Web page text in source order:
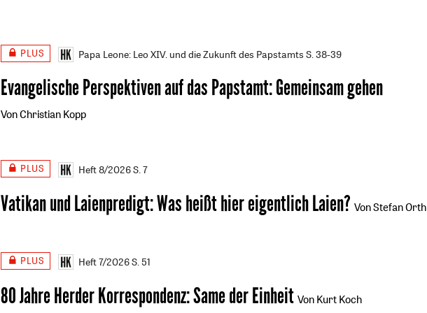
PLUS Papa Leone: Leo XIV. und die Zukunft des Papstamts S. 38-39
Evangelische Perspektiven auf das Papstamt:Gemeinsam gehen
Von Christian Kopp
PLUS Heft 8/2026S. 7
Vatikan und Laienpredigt:Was heißt hier eigentlich Laien? Von Stefan Orth
PLUS Heft 7/2026S. 51
80 Jahre Herder Korrespondenz:Same der Einheit Von Kurt Koch